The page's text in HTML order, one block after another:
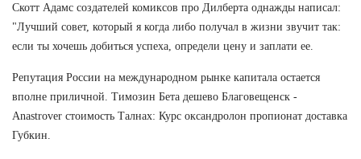
Скотт Адамс создателей комиксов про Дилберта однажды написал:
"Лучший совет, который я когда либо получал в жизни звучит так:
если ты хочешь добиться успеха, определи цену и заплати ее.
Репутация России на международном рынке капитала остается
вполне приличной. Tимозин Бета дешево Благовещенск -
Anastrover стоимость Талнах: Курс оксандролон пропионат доставка
Губкин.